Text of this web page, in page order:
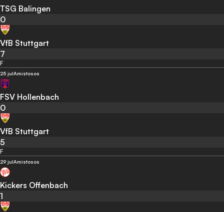
TSG Balingen
0
VfB Stuttgart
7
F
25 julAmistosos
FSV Hollenbach
0
VfB Stuttgart
5
F
29 julAmistosos
Kickers Offenbach
1